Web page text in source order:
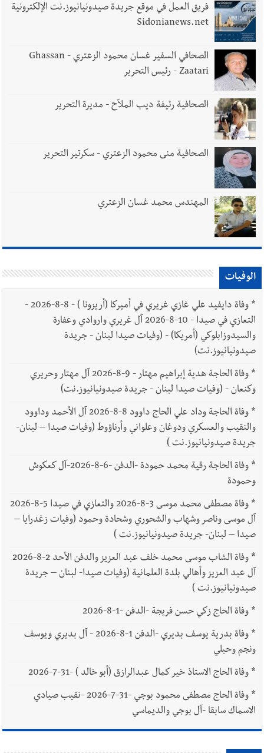
فريق العمل في موقع جريدة صيدونيانيوز.نت الإلكترونية
Sidonianews.net
الصحافي السفير غسان محمود الزعتري - Ghassan
Zaatari - رئيس التحرير
الصحافية رئيفة ديب الملاّح - مديرة التحرير
الصحافية منى محمود الزعتري - سكرتير التحرير
المهندس محمد غسان الزعتري
الوفيات
*
وفاة دايفيد علي غازي غريري في أميركا (أريزونا ) - 8-8-2026 -
التعازي في صيدا - 10-8-2026 آل غريري واروادي وعفارة
والسيدوزابلوكي (أمريكا) - (وفيات صيدا لبنان - جريدة
صيدونيانيوز.نت)
*
وفاة الحاجة هدية إبراهيم مهتار - 9-8-2026 آل مهتار وحريري
وكنعان - (وفيات صيدا لبنان - جريدة صيدونيانيوز.نت)
*
وفاة الحاجة وداد علي الحاج داوود 8-8-2026 آل الأحمد وداوود
والنقيب والعسكري ودوغان وعلواني وأرناؤوط (وفيات صيدا – لبنان-
جريدة صيدونيانيوز.نت )
*
وفاة الحاجة رقية محمد حمودة -الدفن -6-8-2026-آل كعكوش
وحمودة
*
وفاة مصطفى محمد موسى 3-8-2026 والتعازي في صيدا 5-8-2026
آل موسى وناصر وشهاب والشحوري وشحادة وحمود (وفيات زغدرايا –
صيدا – لبنان- جريدة صيدونيانيوز.نت )
*
وفاة الشاب موسى محمد خلف عبد العزيز والدفن الأحد 2-8-2026
آل عبد العزيز وأهالي بلدة العلمانية (وفيات صيدا- لبنان – جريدة
صيدونيانيوز.نت )
*وفاة الحاج زكي حسن فريجة -الدفن -1-8-2026
*
وفاة بدرية يوسف بديري -الدفن 1-8-2026 - آل بديري ويوسف
ونجم وحبلي
*وفاة الحاج الاستاذ خير كمال عبدالرازق (أبو خالد ) -31-7-2026
*
وفاة الحاج مصطفى محمود بوجي -31-7-2026 -نقيب صيادي
الاسماك سابقا -آل بوجي والديماسي